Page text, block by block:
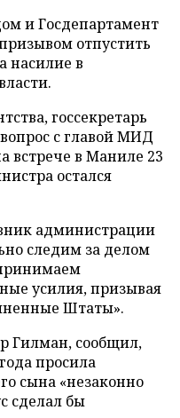
и Госдепартамент
отпустить
насилие в
госсекретарь
с главой МИД
встрече в Маниле 23
остался
администрации
следим за делом
усилия, призывая
Штаты».
Гилман, сообщил,
просила
сына «незаконно
сделал бы